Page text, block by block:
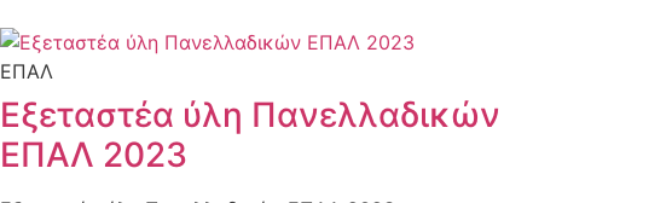
ΕΠΑΛ
Εξεταστέα ύλη Πανελλαδικών
ΕΠΑΛ 2023